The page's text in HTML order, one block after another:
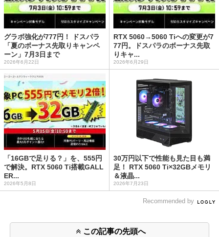
グラボ強化が777円！ ドスパラ
「夏のボーナス先取りキャンペ
ーン」7月3日まで
2026年6月22日
RTX 5060→5060 Tiへの変更が7
77円。ドスパラのボーナス先取
りキャ...
2026年6月29日
「16GBで足りる？」を、555円
で解決。RTX 5060 Ti搭載GALL
ER...
2026年5月8日
30万円以下で性能も見た目も満
足！ RTX 5060 Ti×32GBメモリ
＆液晶...
2026年7月23日
Recommended by
この記事の先頭へ